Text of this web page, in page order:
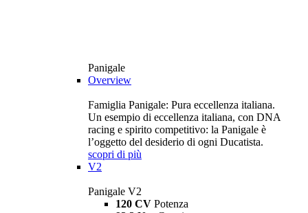
Panigale
Overview
Famiglia Panigale: Pura eccellenza italiana.
Un esempio di eccellenza italiana, con DNA
racing e spirito competitivo: la Panigale è
l’oggetto del desiderio di ogni Ducatista.
scopri di più
V2
Panigale V2
120 CV Potenza